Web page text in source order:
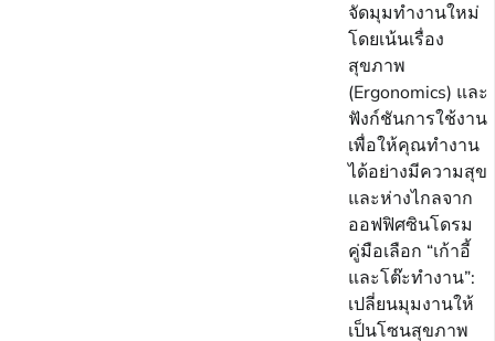
จัดมุมทำงานใหม่
โดยเน้นเรื่อง
สุขภาพ
(Ergonomics) และ
ฟังก์ชันการใช้งาน
เพื่อให้คุณทำงาน
ได้อย่างมีความสุข
และห่างไกลจาก
ออฟฟิศซินโดรม
คู่มือเลือก “เก้าอี้
และโต๊ะทำงาน”:
เปลี่ยนมุมงานให้
เป็นโซนสุขภาพ